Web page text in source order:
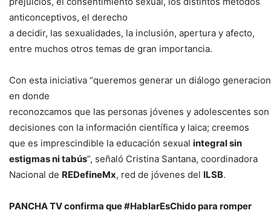
anticonceptivos, el derecho
a decidir, las sexualidades, la inclusión, apertura y afecto,
entre muchos otros temas de gran importancia.
Con esta iniciativa “queremos generar un diálogo
en donde
reconozcamos que las personas jóvenes y adolescentes
decisiones con la información científica y laica; creemos
que es imprescindible la educación sexual integral sin
estigmas ni tabús”, señaló Cristina Santana, coordinadora
Nacional de REDefineMx, red de jóvenes del ILSB.
PANCHA TV confirma que #HablarEsChido para romper